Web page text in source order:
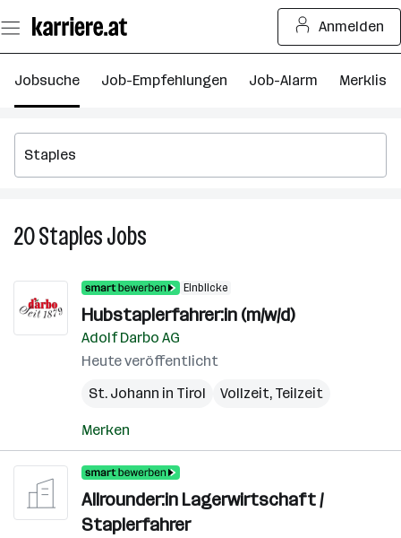
Seiteninhalt
springen
Anmelden
Jobsuche Job-Empfehlungen Job-Alarm Merkliste
20StaplesJobs
Einblicke
Hubstaplerfahrer:in (m/w/d)
Adolf Darbo AG
Heute veröffentlicht
St. Johann in Tirol
Vollzeit, Teilzeit
Merken
Allrounder:in Lagerwirtschaft /
Staplerfahrer